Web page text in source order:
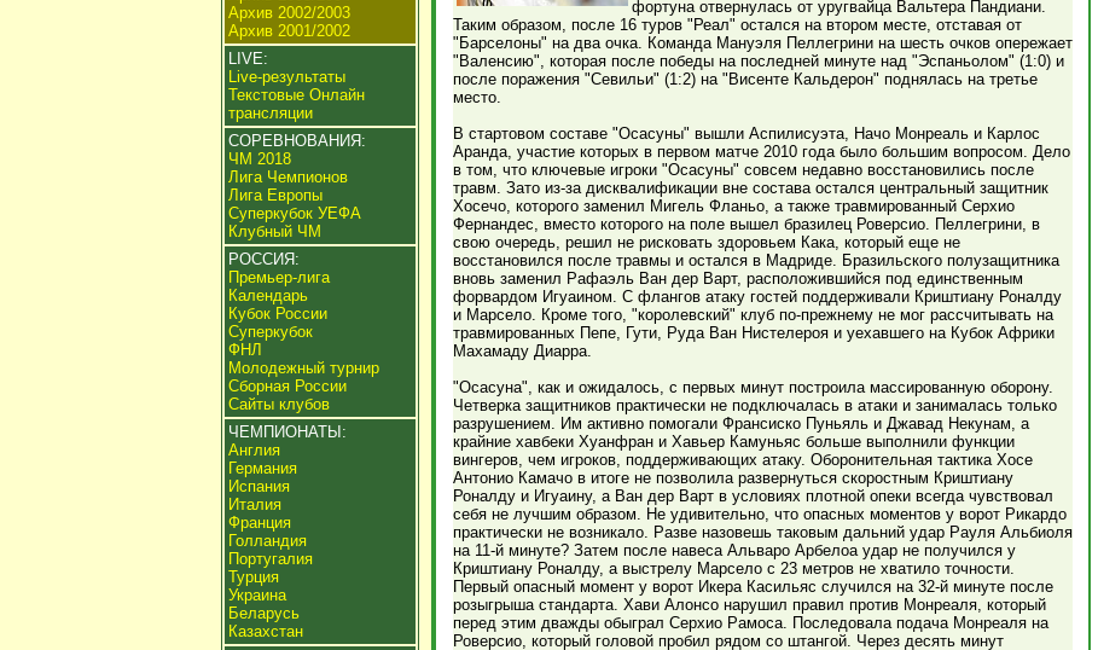
Архив 2002/2003
Архив 2001/2002
LIVE:
Live-результаты
Текстовые Онлайн
трансляции
СОРЕВНОВАНИЯ:
ЧМ 2018
Лига Чемпионов
Лига Европы
Суперкубок УЕФА
Клубный ЧМ
РОССИЯ:
Премьер-лига
Календарь
Кубок России
Суперкубок
ФНЛ
Молодежный турнир
Сборная России
Сайты клубов
ЧЕМПИОНАТЫ:
Англия
Германия
Испания
Италия
Франция
Голландия
Португалия
Турция
Украина
Беларусь
Казахстан
фортуна отвернулась от уругвайца Вальтера Пандиани.
Таким образом, после 16 туров "Реал" остался на втором месте, отставая от
"Барселоны" на два очка. Команда Мануэля Пеллегрини на шесть очков опережает
"Валенсию", которая после победы на последней минуте над "Эспаньолом" (1:0) и
после поражения "Севильи" (1:2) на "Висенте Кальдерон" поднялась на третье
место.
В стартовом составе "Осасуны" вышли Аспилисуэта, Начо Монреаль и Карлос
Аранда, участие которых в первом матче 2010 года было большим вопросом. Дело
в том, что ключевые игроки "Осасуны" совсем недавно восстановились после
травм. Зато из-за дисквалификации вне состава остался центральный защитник
Хосечо, которого заменил Мигель Фланьо, а также травмированный Серхио
Фернандес, вместо которого на поле вышел бразилец Роверсио. Пеллегрини, в
свою очередь, решил не рисковать здоровьем Кака, который еще не
восстановился после травмы и остался в Мадриде. Бразильского полузащитника
вновь заменил Рафаэль Ван дер Варт, расположившийся под единственным
форвардом Игуаином. С флангов атаку гостей поддерживали Криштиану Роналду
и Марсело. Кроме того, "королевский" клуб по-прежнему не мог рассчитывать на
травмированных Пепе, Гути, Руда Ван Нистелероя и уехавшего на Кубок Африки
Махамаду Диарра.
"Осасуна", как и ожидалось, с первых минут построила массированную оборону.
Четверка защитников практически не подключалась в атаки и занималась только
разрушением. Им активно помогали Франсиско Пуньяль и Джавад Некунам, а
крайние хавбеки Хуанфран и Хавьер Камуньяс больше выполнили функции
вингеров, чем игроков, поддерживающих атаку. Оборонительная тактика Хосе
Антонио Камачо в итоге не позволила развернуться скоростным Криштиану
Роналду и Игуаину, а Ван дер Варт в условиях плотной опеки всегда чувствовал
себя не лучшим образом. Не удивительно, что опасных моментов у ворот Рикардо
практически не возникало. Разве назовешь таковым дальний удар Рауля Альбиоля
на 11-й минуте? Затем после навеса Альваро Арбелоа удар не получился у
Криштиану Роналду, а выстрелу Марсело с 23 метров не хватило точности.
Первый опасный момент у ворот Икера Касильяс случился на 32-й минуте после
розыгрыша стандарта. Хави Алонсо нарушил правил против Монреаля, который
перед этим дважды обыграл Серхио Рамоса. Последовала подача Монреаля на
Роверсио, который головой пробил рядом со штангой. Через десять минут